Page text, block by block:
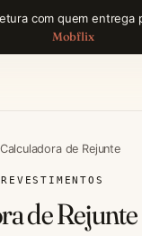
com quem
Mobflix
Calculadora de Rejunte
de Rejunte